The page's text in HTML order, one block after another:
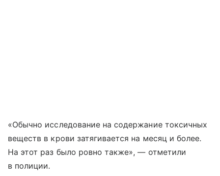
«Обычно исследование на содержание токсичных
веществ в крови затягивается на месяц и более.
На этот раз было ровно также», — отметили
в полиции.